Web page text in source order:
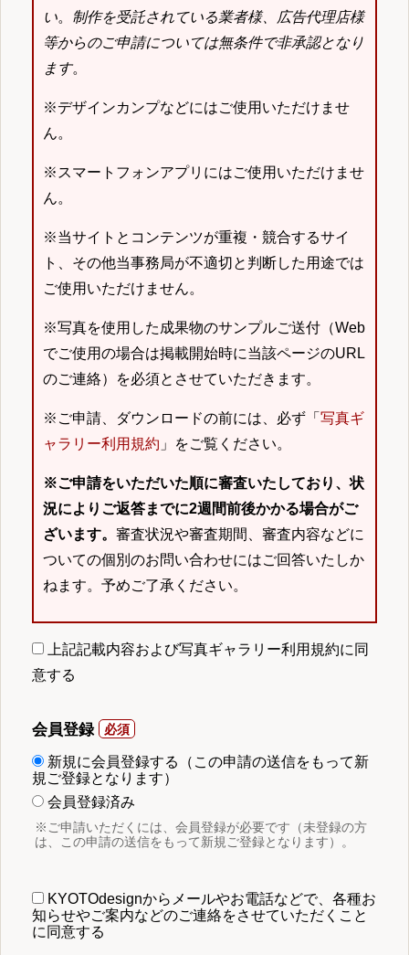
い。 制作を受託されている業者様、広告代理店様
等からのご申請については無条件で非承認となり
ます。
※デザインカンプなどにはご使用いただけませ
ん。
※スマートフォンアプリにはご使用いただけませ
ん。
※当サイトとコンテンツが重複・競合するサイ
ト、その他当事務局が不適切と判断した用途では
ご使用いただけません。
※写真を使用した成果物のサンプルご送付（Web
でご使用の場合は掲載開始時に当該ページのURL
のご連絡）を必須とさせていただきます。
※ご申請、ダウンロードの前には、必ず「 写真ギ
ャラリー利用規約 」をご覧ください。
※ご申請をいただいた順に審査いたしており、状
況によりご返答までに2週間前後かかる場合がご
ざいます。 審査状況や審査期間、審査内容などに
ついての個別のお問い合わせにはご回答いたしか
ねます。予めご了承ください。
上記記載内容および写真ギャラリー利用規約に同
意する
会員登録
新規に会員登録する（この申請の送信をもって新
規ご登録となります）
会員登録済み
※ご申請いただくには、会員登録が必要です（未登録の方
は、この申請の送信をもって新規ご登録となります）。
KYOTOdesignからメールやお電話などで、各種お
知らせやご案内などのご連絡をさせていただくこと
に同意する